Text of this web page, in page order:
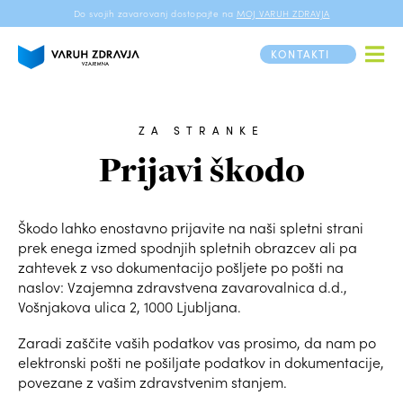
Do svojih zavarovanj dostopajte na MOJ VARUH ZDRAVJA
KONTAKTI
ZA STRANKE
Prijavi škodo
Škodo lahko enostavno prijavite na naši spletni strani
prek enega izmed spodnjih spletnih obrazcev ali pa
zahtevek z vso dokumentacijo pošljete po pošti na
naslov: Vzajemna zdravstvena zavarovalnica d.d.,
Vošnjakova ulica 2, 1000 Ljubljana.
Zaradi zaščite vaših podatkov vas prosimo, da nam po
elektronski pošti ne pošiljate podatkov in dokumentacije,
povezane z vašim zdravstvenim stanjem.